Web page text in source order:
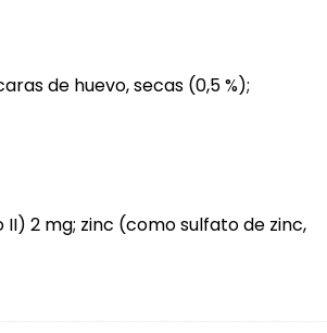
de huevo, secas (0,5 %);
2 mg; zinc (como sulfato de zinc,